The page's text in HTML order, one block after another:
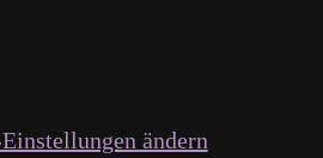
ändern